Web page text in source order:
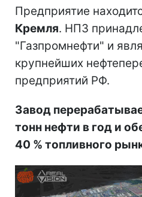
Предприятие
Кремля. НПЗ
"Газпромнефти" и
крупнейших
предприятий РФ.
Завод
тонн нефти в год и
40 % топливного